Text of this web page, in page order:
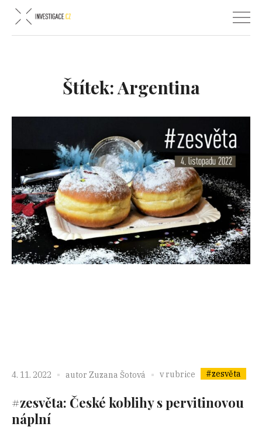
Štítek:Argentina
4. 11. 2022 autor Zuzana Šotová v rubrice #zesvěta
#zesvěta: České koblihy s pervitinovou
náplní